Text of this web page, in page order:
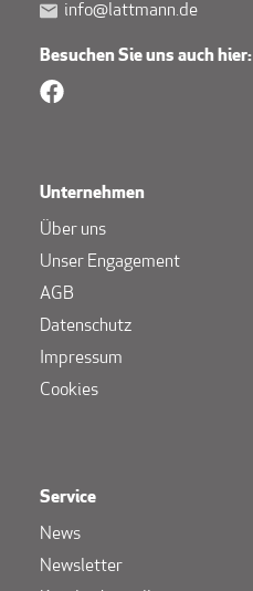
info@lattmann.de
Besuchen Sie uns auch hier:
Unternehmen
Über uns
Unser Engagement
AGB
Datenschutz
Impressum
Cookies
Service
News
Newsletter